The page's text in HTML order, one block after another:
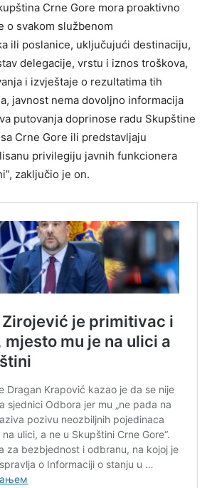
Crne Gore mora proaktivno
o svakom službenom
ili poslanice, uključujući destinaciju,
delegacije, vrstu i iznos troškova,
i izvještaje o rezultatima tih
javnost nema dovoljno informacija
putovanja doprinose radu Skupštine
Crne Gore ili predstavljaju
privilegiju javnih funkcionera
zaključio je on.